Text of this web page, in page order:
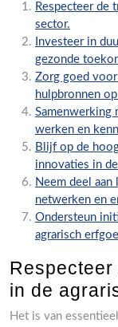
Respecteer de
sector.
Investeer in
gezonde
Zorg goed
hulpbronnen
Samenwerking
werken en
Blijf op de
innovaties in
Neem deel
netwerken en
Ondersteun
agrarisch
in de
Het is van